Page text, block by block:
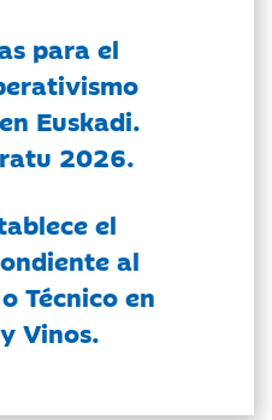
para el
Euskadi.
2026.
el
al
Técnico en
Vinos.